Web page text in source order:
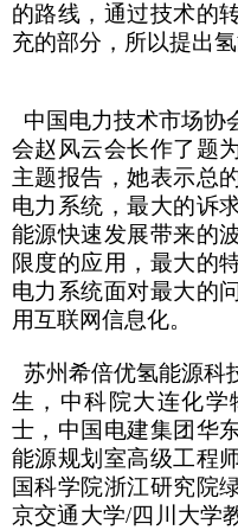
的路线，通过技术的
充的部分，所以提出
中国电力技术市场协
会赵风云会长作了题
主题报告，她表示总
电力系统，最大的诉
能源快速发展带来的
限度的应用，最大的
电力系统面对最大的
用互联网信息化。
苏州希倍优氢能源科
生，中科院大连化
士，中国电建集团华
能源规划室高级工程
国科学院浙江研究院
京交通大学/四川大学